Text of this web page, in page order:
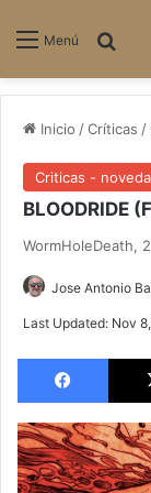
Menú
Inicio /Críticas /
Criticas -
BLOODRIDE
WormHoleDeath,
Jose Antonio
Last Updated: Nov